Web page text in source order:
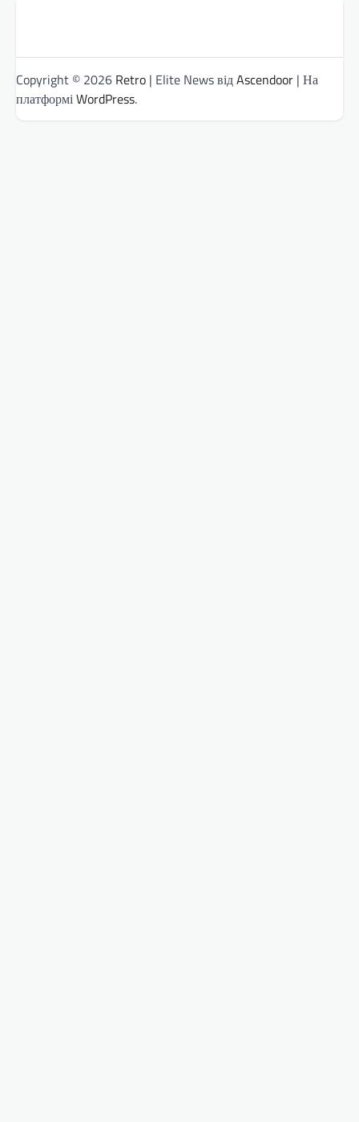
Copyright © 2026 Retro | Elite News відAscendoor | На
платформіWordPress.